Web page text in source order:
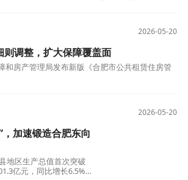
2026-05-20
则调整，扩大保障覆盖面
和房产管理局发布新版《合肥市公共租赁住房管
2026-05-20
，加速锻造合肥东向
地区生产总值首次突破
亿元，同比增长6.5%，